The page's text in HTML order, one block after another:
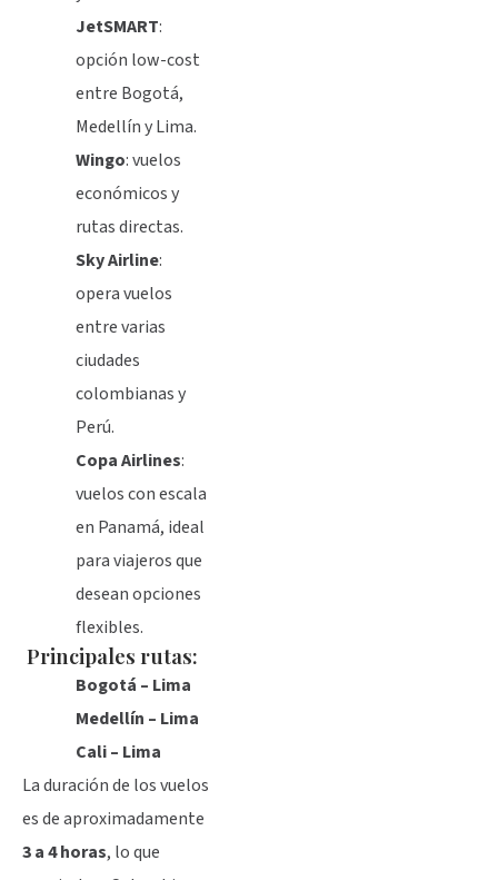
JetSMART:
opción low-cost
entre Bogotá,
Medellín y Lima.
Wingo: vuelos
económicos y
rutas directas.
Sky Airline:
opera vuelos
entre varias
ciudades
colombianas y
Perú.
Copa Airlines:
vuelos con escala
en Panamá, ideal
para viajeros que
desean opciones
flexibles.
Principales rutas:
Bogotá – Lima
Medellín – Lima
Cali – Lima
La duración de los vuelos
es de aproximadamente
3 a 4 horas, lo que